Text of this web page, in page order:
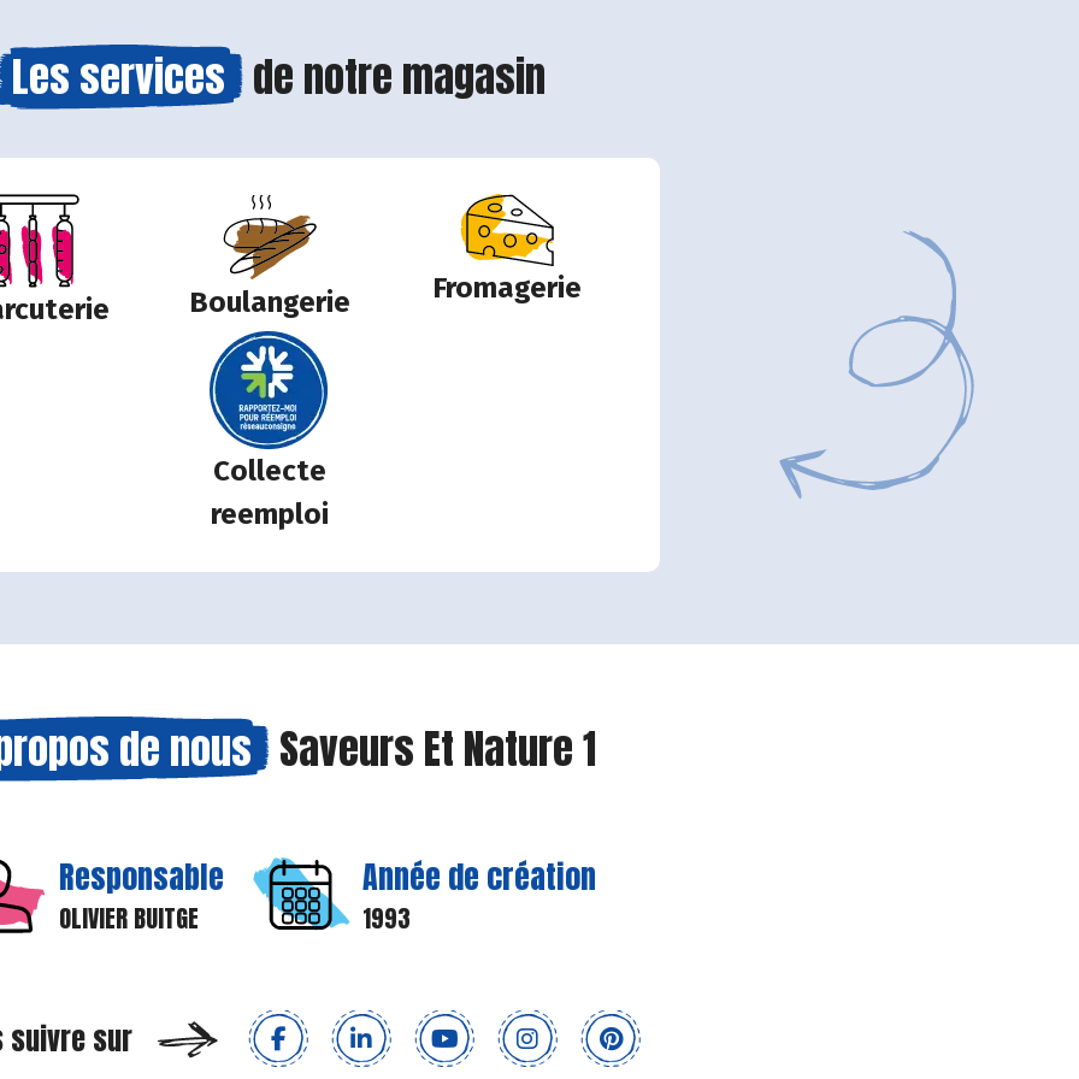
Les services de notre magasin
Boulangerie Fromagerie
Collecte
reemploi
de nous Saveurs Et Nature 1
Responsable
OLIVIER BUITGE
Année de création
1993
suivre sur